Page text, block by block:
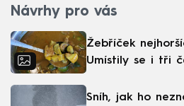
Návrhy pro vás
Žebříček
Umístily se i tři
Sníh, jak ho